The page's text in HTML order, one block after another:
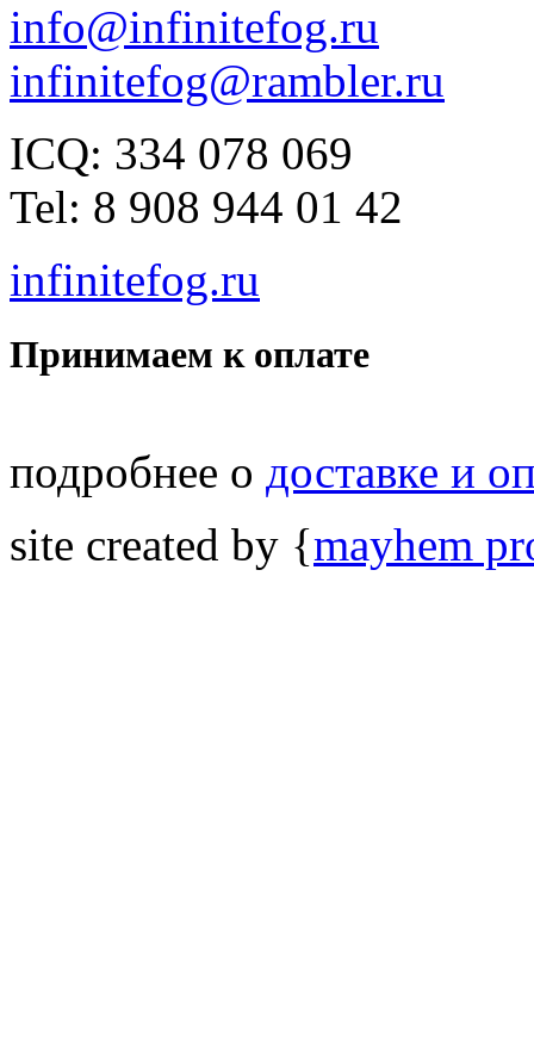
info@infinitefog.ru
infinitefog@rambler.ru
ICQ: 334 078 069
Tel: 8 908 944 01 42
infinitefog.ru
Принимаем к оплате
подробнее о доставке и
site created by {mayhem